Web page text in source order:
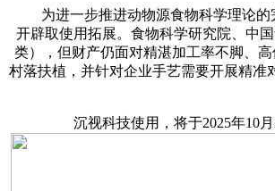
为进一步推进动物源食物科学理论的完
开辟取使用拓展。食物科学研究院、中
类），但财产仍面对精湛加工率不脚、
村落扶植，并针对企业手艺需要开展精准
沉视科技使用，将于2025年10月